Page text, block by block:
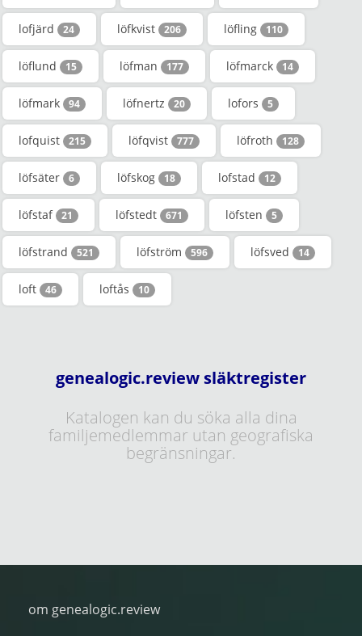
lofjärd 24 löfkvist 206 löfling 110
löflund 15 löfman 177 löfmarck 14
löfmark 94 löfnertz 20 lofors 5
lofquist 215 löfqvist 777 löfroth 128
löfsäter 6 löfskog 18 lofstad 12
löfstaf 21 löfstedt 671 löfsten 5
löfstrand 521 löfström 596 löfsved 14
loft 46 loftås 10
genealogic.review släktregister
Katalogen kan du söka alla dina
familjemedlemmar utan geografiska
begränsningar.
om genealogic.review